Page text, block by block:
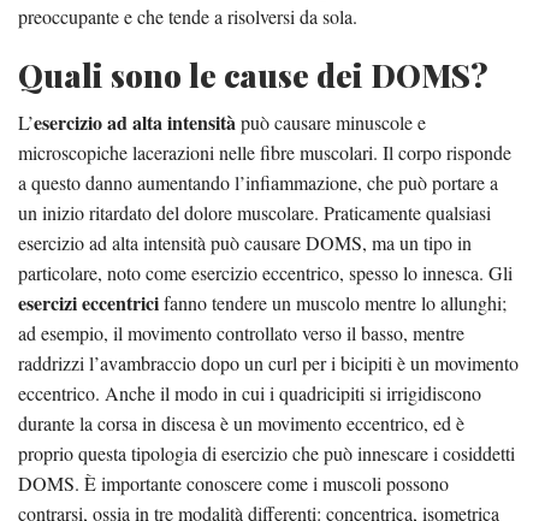
preoccupante e che tende a risolversi da sola.
Quali sono le cause dei DOMS?
L’esercizio ad alta intensità può causare minuscole e
microscopiche lacerazioni nelle fibre muscolari. Il corpo risponde
a questo danno aumentando l’infiammazione, che può portare a
un inizio ritardato del dolore muscolare. Praticamente qualsiasi
esercizio ad alta intensità può causare DOMS, ma un tipo in
particolare, noto come esercizio eccentrico, spesso lo innesca. Gli
esercizi eccentricifanno tendere un muscolo mentre lo allunghi;
ad esempio, il movimento controllato verso il basso, mentre
raddrizzi l’avambraccio dopo un curl per i bicipiti è un movimento
eccentrico. Anche il modo in cui i quadricipiti si irrigidiscono
durante la corsa in discesa è un movimento eccentrico, ed è
proprio questa tipologia di esercizio che può innescare i cosiddetti
DOMS. È importante conoscere come i muscoli possono
contrarsi, ossia in tre modalità differenti: concentrica, isometrica